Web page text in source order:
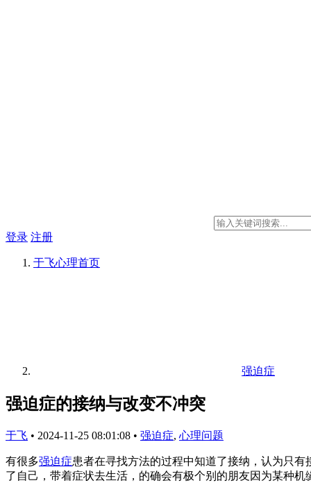
登录 注册
于飞心理首页
强迫症
强迫症的接纳与改变不冲突
于飞 • 2024-11-25 08:01:08 • 强迫症, 心理问题
有很多强迫症患者在寻找方法的过程中知道了接纳，认为只
了自己，带着症状去生活，的确会有极个别的朋友因为某种